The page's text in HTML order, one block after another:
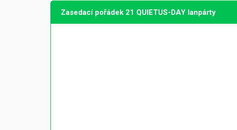
Zasedací pořádek 21 QUIETUS-DAY lanpárty